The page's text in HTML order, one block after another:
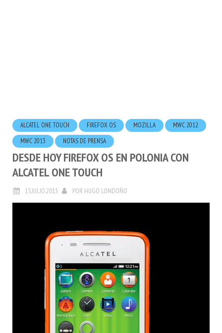
ALCATEL ONE TOUCH FIREFOX OS MOZILLA
MWC 2012
MWC 2013
NOTAS DE PRENSA
DESDE HOY FIREFOX OS EN POLONIA CON
ALCATEL ONE TOUCH
15.JULIO.2013 POR HUGO LONDOÑO